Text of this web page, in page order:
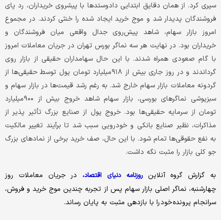
سپری کرد. از همان دقایق ابتدایی دادوستدها با پیشروی خریداران، رد پای
فروشندگان پدیدار شد و موج خرید ایجاد شده را خنثی کردند. در مجموع
امروز بازار سهام، شاهد پیش‌روی جدال واقعی میان فروشندگان و
خریداران بود. در نهایت هر سه نماگر بورس تهران در جریان معاملات امروز
با گام صعودی همراه شدند. با این حال سهامداران حقیقی از بازار روی
گرداندند و در روز جاری بیش از ۹۱۸میلیارد تومان پول توسط حقیقی‌ها از
گردونه معاملات بازار سهام خارج شد. به رغم رشد قیمت‌ها در بازار سهام و
سبزپوشی نماگرهای بورسی، بازار سهام شاهد خروج بیش از ۹۰۰میلیارد
تومان از سرمایه حقیقی‌ها بود. خروج پول از صنایع بزرگ تأثیر پذیر از
مذاکرات، نظیر صنایع بانکی و خودرویی سبب شد تا برآیند تغییر مالکیت
به نفع حقوقی‌ها تمام شود. با این حال، صف خرید برخی از نمادهای بزرگ
جو کلی بازار را مثبت نگه داشت.
به گزارش گروه آنلاینروزنامه دنیای اقتصاد، در جریان معاملات روز
چهارشنبه، نماگر اصلی بازار سهام پس از تجربه چندین موج خرید و فروش،
سرانجام پرونده خود را با بازدهی مثبت به پایان رساند.